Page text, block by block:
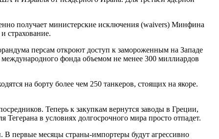
получает министерские исключения (waivers) Минфина
страхование.
персам откроют доступ к замороженным на Западе
фонда объемом не менее 300 миллиардов
на борту более чем 250 танкеров, стоящих на якоре.
Теперь к закупкам вернутся заводы в Греции,
в условиях долгосрочного мира просто отпадет.
первые месяцы страны-импортеры будут агрессивно